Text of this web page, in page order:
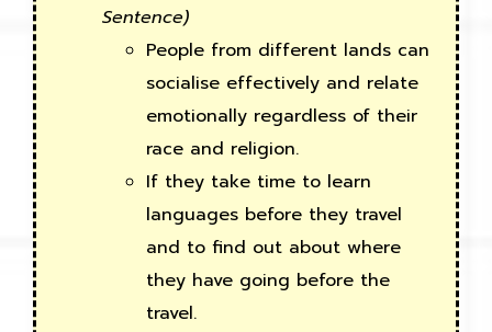
Sentence)
People from different lands can
socialise effectively and relate
emotionally regardless of their
race and religion.
If they take time to learn
languages before they travel
and to find out about where
they have going before the
travel.